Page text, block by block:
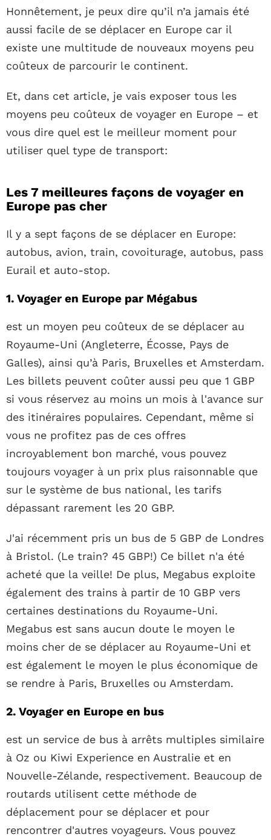
Honnêtement, je peux dire qu’il n’a jamais été
aussi facile de se déplacer en Europe car il
existe une multitude de nouveaux moyens peu
coûteux de parcourir le continent.
Et, dans cet article, je vais exposer tous les
moyens peu coûteux de voyager en Europe – et
vous dire quel est le meilleur moment pour
utiliser quel type de transport:
Les 7 meilleures façons de voyager en
Europe pas cher
Il y a sept façons de se déplacer en Europe:
autobus, avion, train, covoiturage, autobus, pass
Eurail et auto-stop.
1. Voyager en Europe par Mégabus
est un moyen peu coûteux de se déplacer au
Royaume-Uni (Angleterre, Écosse, Pays de
Galles), ainsi qu’à Paris, Bruxelles et Amsterdam.
Les billets peuvent coûter aussi peu que 1 GBP
si vous réservez au moins un mois à l'avance sur
des itinéraires populaires. Cependant, même si
vous ne profitez pas de ces offres
incroyablement bon marché, vous pouvez
toujours voyager à un prix plus raisonnable que
sur le système de bus national, les tarifs
dépassant rarement les 20 GBP.
J'ai récemment pris un bus de 5 GBP de Londres
à Bristol. (Le train? 45 GBP!) Ce billet n'a été
acheté que la veille! De plus, Megabus exploite
également des trains à partir de 10 GBP vers
certaines destinations du Royaume-Uni.
Megabus est sans aucun doute le moyen le
moins cher de se déplacer au Royaume-Uni et
est également le moyen le plus économique de
se rendre à Paris, Bruxelles ou Amsterdam.
2. Voyager en Europe en bus
est un service de bus à arrêts multiples similaire
à Oz ou Kiwi Experience en Australie et en
Nouvelle-Zélande, respectivement. Beaucoup de
routards utilisent cette méthode de
déplacement pour se déplacer et pour
rencontrer d'autres voyageurs. Vous pouvez